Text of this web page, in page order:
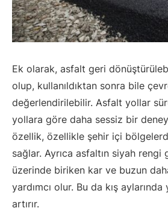
Ek olarak, asfalt geri
olup, kullanıldıktan sonra bile
değerlendirilebilir. Asfalt yollar
yollara göre daha sessiz bir
özellik, özellikle şehir içi
sağlar. Ayrıca asfaltın siyah rengi
üzerinde biriken kar ve buzun
yardımcı olur. Bu da kış
artırır.